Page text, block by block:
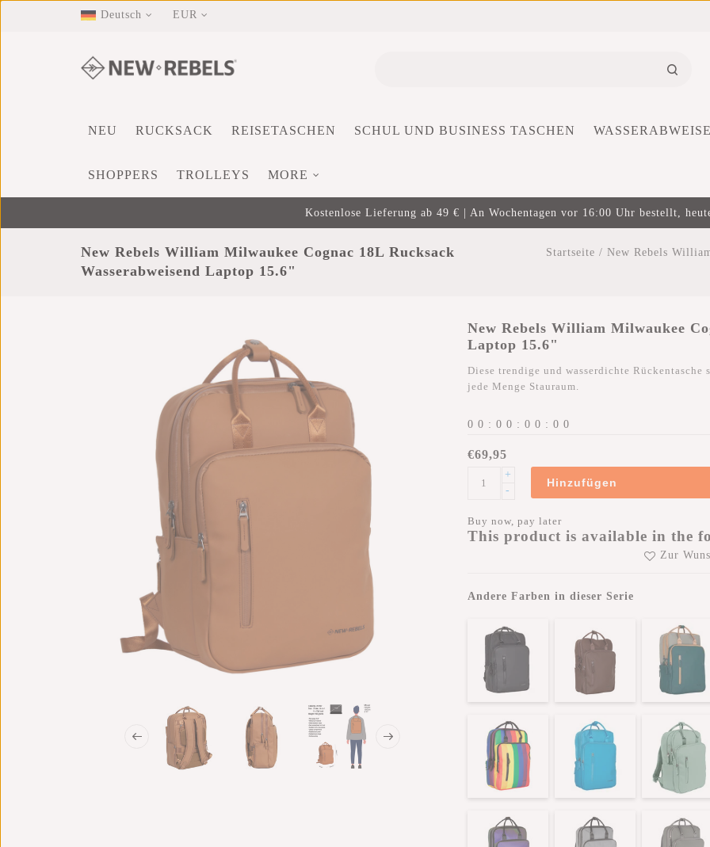
Deutsch EUR
NEU RUCKSACK REISETASCHEN SCHUL UND BUSINESS TASCHEN
SHOPPERS TROLLEYS MORE
Kostenlose Lieferung ab 49 € | An Wochentagen vor 16:00 Uhr bestellt,
New Rebels William Milwaukee Cognac 18L Rucksack
Wasserabweisend Laptop 15.6"
Startseite / New Rebels
New Rebels William Milwaukee
Laptop 15.6"
Diese trendige und wasserdichte
jede Menge Stauraum.
0 0 : 0 0 : 0 0 : 0 0
€69,95
+
-
Hinzufügen
Buy now, pay later
This product is available in the
Zur
Andere Farben in dieser Serie